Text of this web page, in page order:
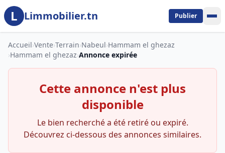
Aller au contenu principal
L Limmobilier.tn Publier
Accueil›Vente›Terrain›Nabeul›Hammam el ghezaz
›Hammam el ghezaz›Annonce expirée
Cette annonce n'est plus
disponible
Le bien recherché a été retiré ou expiré.
Découvrez ci-dessous des annonces similaires.